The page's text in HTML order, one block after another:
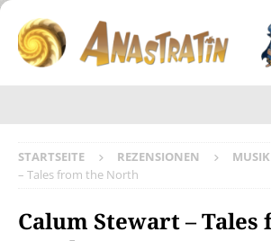
STARTSEITE REZENSIONEN MUSIK
– Tales from the North
Calum Stewart –